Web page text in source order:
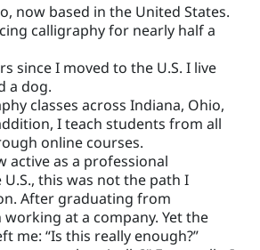
now based in the United States.
calligraphy for nearly half a
since I moved to the U.S. I live
a dog.
classes across Indiana, Ohio,
I teach students from all
online courses.
active as a professional
this was not the path I
After graduating from
at a company. Yet the
me: “Is this really enough?”